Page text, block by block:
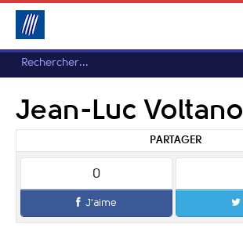
Jean-Luc Voltano
PARTAGER
0
J'aime